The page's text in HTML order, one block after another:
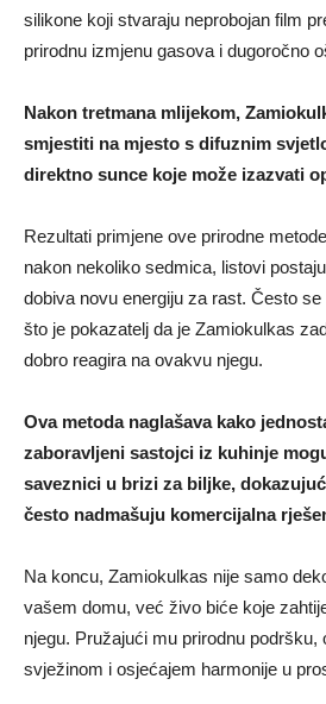
silikone koji stvaraju neprobojan film
prirodnu izmjenu gasova i dugoročno
Nakon tretmana mlijekom,
smjestiti na mjesto s difuznim
direktno sunce koje može izazvati
Rezultati primjene ove prirodne
nakon nekoliko sedmica, listovi
dobiva novu energiju za rast. Često
što je pokazatelj da je Zamiokulkas
dobro reagira na ovakvu njegu.
Ova metoda naglašava kako
zaboravljeni sastojci iz kuhinje
saveznici u brizi za biljke,
često nadmašuju komercijalna
Na koncu, Zamiokulkas nije samo
vašem domu, već živo biće koje
njegu. Pružajući mu prirodnu podršku,
svježinom i osjećajem harmonije u